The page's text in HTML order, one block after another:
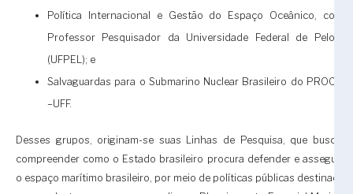
Política Internacional e Gestão do Espaço Oceânico, como
Professor Pesquisador da Universidade Federal de Pelotas
(UFPEL); e
Salvaguardas para o Submarino Nuclear Brasileiro do PROCAD
–UFF.
Desses grupos, originam-se suas Linhas de Pesquisa, que buscam
compreender como o Estado brasileiro procura defender e assegurar
o espaço marítimo brasileiro, por meio de políticas públicas destinadas